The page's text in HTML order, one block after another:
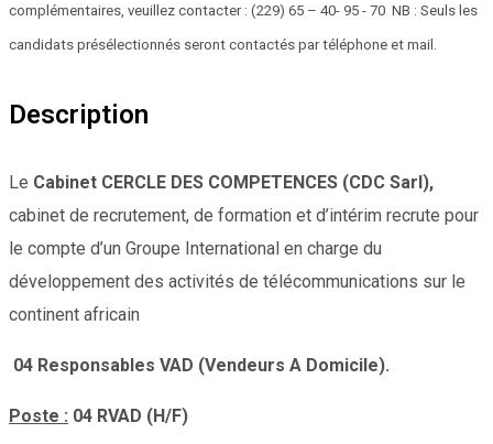
complémentaires, veuillez contacter : (229) 65 – 40- 95 - 70 NB : Seuls les
candidats présélectionnés seront contactés par téléphone et mail.
Description
Le Cabinet CERCLE DES COMPETENCES (CDC Sarl),
cabinet de recrutement, de formation et d’intérim recrute pour
le compte d’un Groupe International en charge du
développement des activités de télécommunications sur le
continent africain
04 Responsables VAD (Vendeurs A Domicile).
Poste : 04 RVAD (H/F)